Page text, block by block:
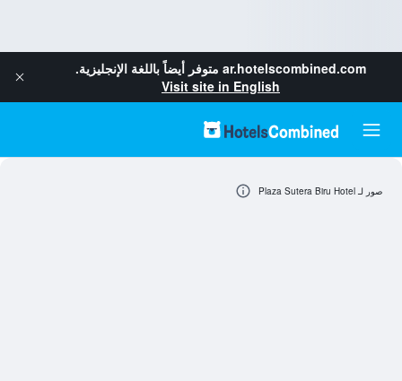
ar.hotelscombined.com متوفر أيضاً باللغة الإنجليزية.
Visit site in English
صور لـ Plaza Sutera Biru Hotel